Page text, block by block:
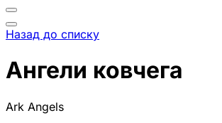
Назад до списку
Ангели ковчега
Ark Angels